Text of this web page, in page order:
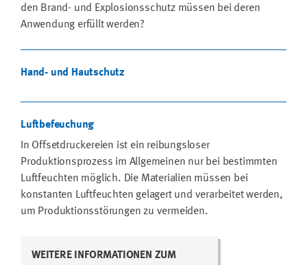
den Brand- und Explosionsschutz müssen bei deren
Anwendung erfüllt werden?
Hand- und Hautschutz
Luftbefeuchung
In Offsetdruckereien ist ein reibungsloser
Produktionsprozess im Allgemeinen nur bei bestimmten
Luftfeuchten möglich. Die Materialien müssen bei
konstanten Luftfeuchten gelagert und verarbeitet werden,
um Produktionsstörungen zu vermeiden.
WEITERE INFORMATIONEN ZUM